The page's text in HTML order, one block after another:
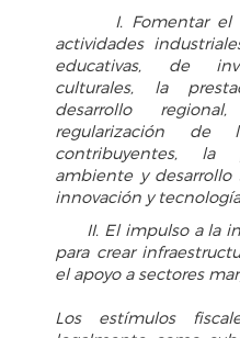
I. Fomentar el
actividades
educativas, de
culturales, la
desarrollo
regularización
contribuyentes,
ambiente y desarrollo
innovación y
II. El impulso a la
para crear
el apoyo a sectores
Los estímulos